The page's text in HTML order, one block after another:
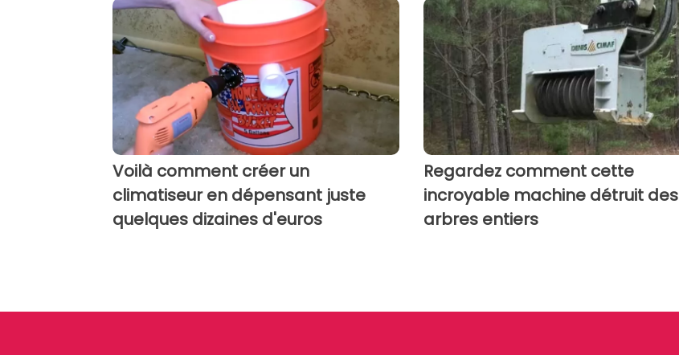
Voilà comment créer un
climatiseur en dépensant juste
quelques dizaines d'euros
Regardez comment cette
incroyable machine détruit des
arbres entiers